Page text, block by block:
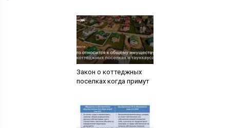
Закон о коттеджных
поселках когда примут